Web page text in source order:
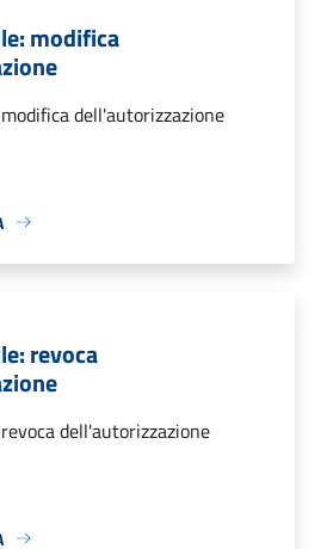
modifica
dell'autorizzazione
revoca
dell'autorizzazione